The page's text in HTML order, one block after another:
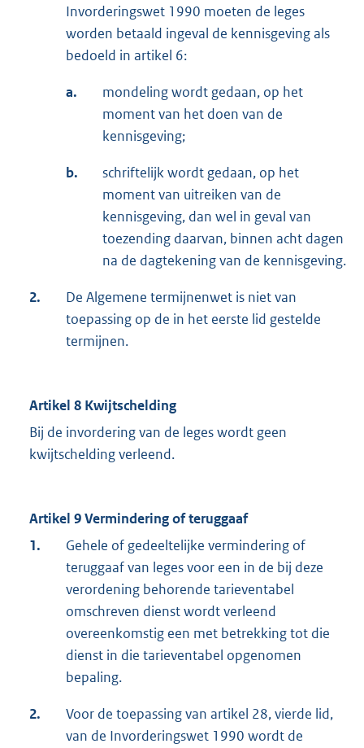
Invorderingswet 1990 moeten de leges
worden betaald ingeval de kennisgeving als
bedoeld in artikel 6:
a.
mondeling wordt gedaan, op het
moment van het doen van de
kennisgeving;
b.
schriftelijk wordt gedaan, op het
moment van uitreiken van de
kennisgeving, dan wel in geval van
toezending daarvan, binnen acht dagen
na de dagtekening van de kennisgeving.
2.
De Algemene termijnenwet is niet van
toepassing op de in het eerste lid gestelde
termijnen.
Artikel 8 Kwijtschelding
Bij de invordering van de leges wordt geen
kwijtschelding verleend.
Artikel 9 Vermindering of teruggaaf
1.
Gehele of gedeeltelijke vermindering of
teruggaaf van leges voor een in de bij deze
verordening behorende tarieventabel
omschreven dienst wordt verleend
overeenkomstig een met betrekking tot die
dienst in die tarieventabel opgenomen
bepaling.
2.
Voor de toepassing van artikel 28, vierde lid,
van de Invorderingswet 1990 wordt de